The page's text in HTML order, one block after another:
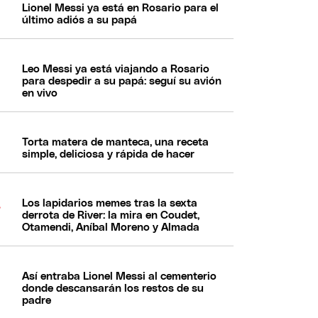
Lionel Messi ya está en Rosario para el
último adiós a su papá
Leo Messi ya está viajando a Rosario
para despedir a su papá: seguí su avión
en vivo
Torta matera de manteca, una receta
simple, deliciosa y rápida de hacer
Los lapidarios memes tras la sexta
derrota de River: la mira en Coudet,
Otamendi, Aníbal Moreno y Almada
Así entraba Lionel Messi al cementerio
donde descansarán los restos de su
padre